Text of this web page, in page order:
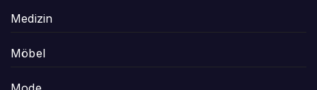
Medizin
Möbel